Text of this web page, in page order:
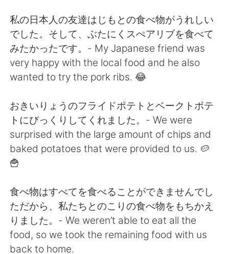
私の日本人の友達はじもとの食べ物がうれしい
でした。そして、ぶたにくスぺアリブを食べて
みたかったです。- My Japanese friend was
very happy with the local food and he also
wanted to try the pork ribs. 😂
おきいりょうのフライドポテトとベークトポテ
トにびっくりしてくれました。- We were
surprised with the large amount of chips and
baked potatoes that were provided to us. 🥔
🍟
食べ物はすべてを食べることができませんでし
ただから、私たちとのこりの食べ物をもちかえ
りました。- We weren’t able to eat all the
food, so we took the remaining food with us
back to home.